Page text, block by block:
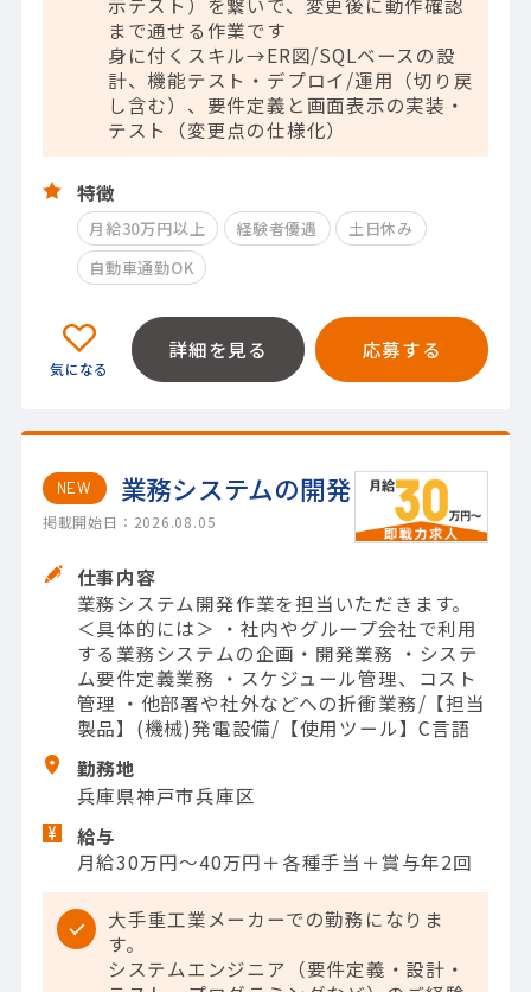
まで通せる作業です
身に付くスキル→ER図/SQLベースの設
計、機能テスト・デプロイ/運用（切り戻
し含む）、要件定義と画面表示の実装・
テスト（変更点の仕様化）
特徴
月給30万円以上 経験者優遇
土日休み
自動車通勤OK
詳細を見る 応募する
NEW 業務システムの開発
掲載開始日：2026.08.05
仕事内容
業務システム開発作業を担当いただきます。
＜具体的には＞ ・社内やグループ会社で利用
する業務システムの企画・開発業務 ・システ
ム要件定義業務 ・スケジュール管理、コスト
管理 ・他部署や社外などへの折衝業務/【担当
製品】(機械)発電設備/【使用ツール】C言語
勤務地
兵庫県神戸市兵庫区
給与
月給30万円～40万円＋各種手当＋賞与年2回
大手重工業メーカーでの勤務になりま
す。
システムエンジニア（要件定義・設計・